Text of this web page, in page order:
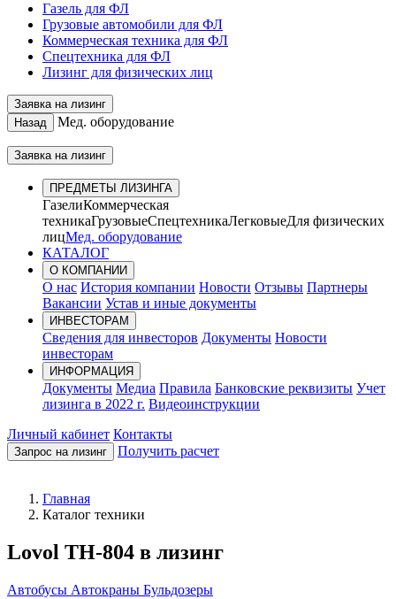
Газель для ФЛ
Грузовые автомобили для ФЛ
Коммерческая техника для ФЛ
Спецтехника для ФЛ
Лизинг для физических лиц
Заявка на лизинг
Назад
Мед. оборудование
Заявка на лизинг
ПРЕДМЕТЫ ЛИЗИНГА
ГазелиКоммерческая
техникаГрузовыеСпецтехникаЛегковыеДля физических
лицМед. оборудование
КАТАЛОГ
О КОМПАНИИ
О нас История компании Новости Отзывы Партнеры
Вакансии Устав и иные документы
ИНВЕСТОРАМ
Сведения для инвесторов Документы Новости
инвесторам
ИНФОРМАЦИЯ
Документы Медиа Правила Банковские реквизиты Учет
лизинга в 2022 г. Видеоинструкции
Личный кабинет Контакты
Запрос на лизинг Получить расчет
Главная
Каталог техники
Lovol TH-804 в лизинг
Автобусы Автокраны Бульдозеры